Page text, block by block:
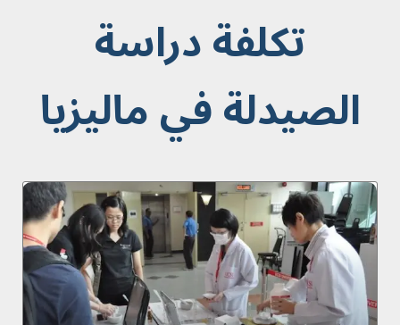
تكلفة دراسة
الصيدلة في ماليزيا